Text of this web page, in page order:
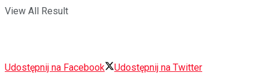
View All Result
Udostępnij na Facebook
Udostępnij na Twitter